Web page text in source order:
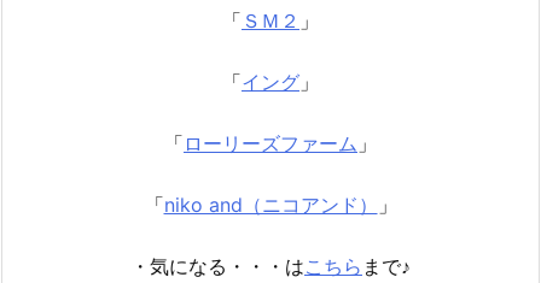
「 ＳＭ２ 」
「イング 」
「 ローリーズファーム 」
「niko and（ニコアンド） 」
・気になる・・・はこちら まで♪